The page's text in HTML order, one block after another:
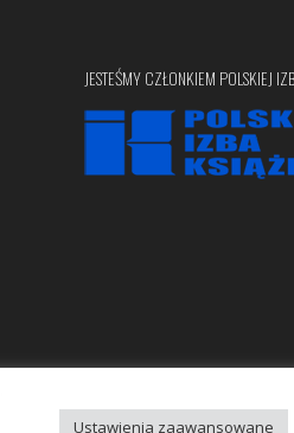
JESTEŚMY CZŁONKIEM POLSKIEJ
Copyright ©
Ustawienia zaawansowane